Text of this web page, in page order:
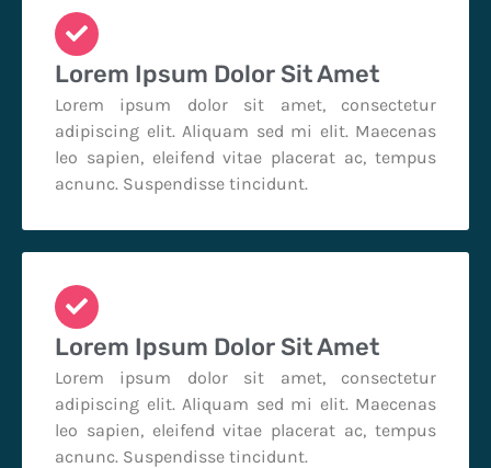
Lorem Ipsum Dolor Sit Amet
Lorem ipsum dolor sit amet, consectetur
adipiscing elit. Aliquam sed mi elit. Maecenas
leo sapien, eleifend vitae placerat ac, tempus
acnunc. Suspendisse tincidunt.
Lorem Ipsum Dolor Sit Amet
Lorem ipsum dolor sit amet, consectetur
adipiscing elit. Aliquam sed mi elit. Maecenas
leo sapien, eleifend vitae placerat ac, tempus
acnunc. Suspendisse tincidunt.